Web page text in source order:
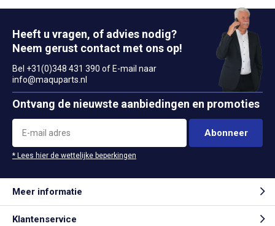
Heeft u vragen, of advies nodig?
Neem gerust contact met ons op!
Bel +31(0)348 431 390 of E-mail naar
info@maquparts.nl
Ontvang de nieuwste aanbiedingen en promoties
Abonneer
* Lees hier de wettelijke beperkingen
Meer informatie
Klantenservice